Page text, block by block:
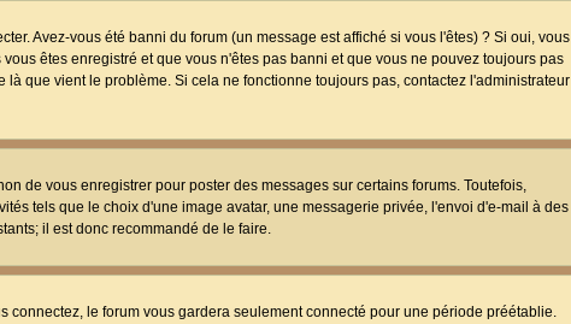
Avez-vous été banni du forum (un message est affiché si vous l'êtes) ? Si oui, vous
êtes enregistré et que vous n'êtes pas banni et que vous ne pouvez toujours pas
que vient le problème. Si cela ne fonctionne toujours pas, contactez l'administrateur
de vous enregistrer pour poster des messages sur certains forums. Toutefois,
tels que le choix d'une image avatar, une messagerie privée, l'envoi d'e-mail à des
il est donc recommandé de le faire.
connectez, le forum vous gardera seulement connecté pour une période préétablie.